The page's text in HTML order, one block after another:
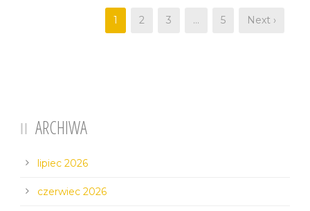
1 2 3 … 5 Next ›
ARCHIWA
lipiec 2026
czerwiec 2026